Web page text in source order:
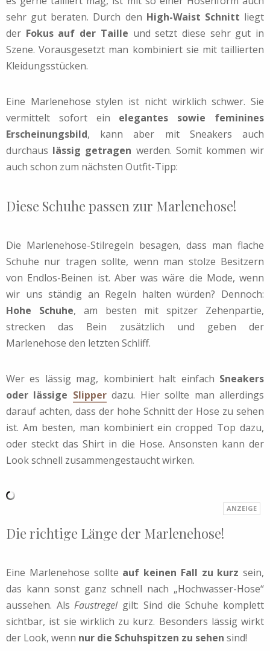
sehr gut beraten. Durch den High-Waist Schnitt liegt
der Fokus auf der Taille und setzt diese sehr gut in
Szene. Vorausgesetzt man kombiniert sie mit taillierten
Kleidungsstücken.
Eine Marlenehose stylen ist nicht wirklich schwer. Sie
vermittelt sofort ein elegantes sowie feminines
Erscheinungsbild, kann aber mit Sneakers auch
durchaus lässig getragen werden. Somit kommen wir
auch schon zum nächsten Outfit-Tipp:
Diese Schuhe passen zur Marlenehose!
Die Marlenehose-Stilregeln besagen, dass man flache
Schuhe nur tragen sollte, wenn man stolze Besitzern
von Endlos-Beinen ist. Aber was wäre die Mode, wenn
wir uns ständig an Regeln halten würden? Dennoch:
Hohe Schuhe, am besten mit spitzer Zehenpartie,
strecken das Bein zusätzlich und geben der
Marlenehose den letzten Schliff.
Wer es lässig mag, kombiniert halt einfach Sneakers
oder lässige Slipperdazu. Hier sollte man allerdings
darauf achten, dass der hohe Schnitt der Hose zu sehen
ist. Am besten, man kombiniert ein cropped Top dazu,
oder steckt das Shirt in die Hose. Ansonsten kann der
Look schnell zusammengestaucht wirken.
Die richtige Länge der Marlenehose!
Eine Marlenehose sollte auf keinen Fall zu kurz sein,
das kann sonst ganz schnell nach „Hochwasser-Hose“
aussehen. AlsFaustregelgilt: Sind die Schuhe komplett
sichtbar, ist sie wirklich zu kurz. Besonders lässig wirkt
der Look, wenn nur die Schuhspitzen zu sehen sind!